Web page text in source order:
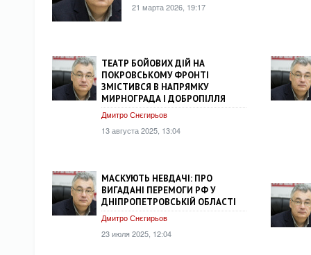
21 марта 2026, 19:17
ТЕАТР БОЙОВИХ ДІЙ НА
ПОКРОВСЬКОМУ ФРОНТІ
ЗМІСТИВСЯ В НАПРЯМКУ
МИРНОГРАДА І ДОБРОПІЛЛЯ
Дмитро Снєгирьов
13 августа 2025, 13:04
МАСКУЮТЬ НЕВДАЧІ: ПРО
ВИГАДАНІ ПЕРЕМОГИ РФ У
ДНІПРОПЕТРОВСЬКІЙ ОБЛАСТІ
Дмитро Снєгирьов
23 июля 2025, 12:04